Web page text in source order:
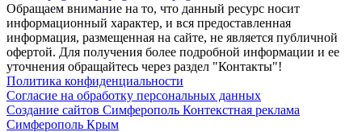
Обращаем внимание на то, что данный ресурс носит
информационный характер, и вся предоставленная
информация, размещенная на сайте, не является публичной
офертой. Для получения более подробной информации и ее
уточнения обращайтесь через раздел "Контакты"!
Политика конфиденциальности
Согласие на обработку персональных данных
Создание сайтов Симферополь Контекстная реклама
Симферополь Крым